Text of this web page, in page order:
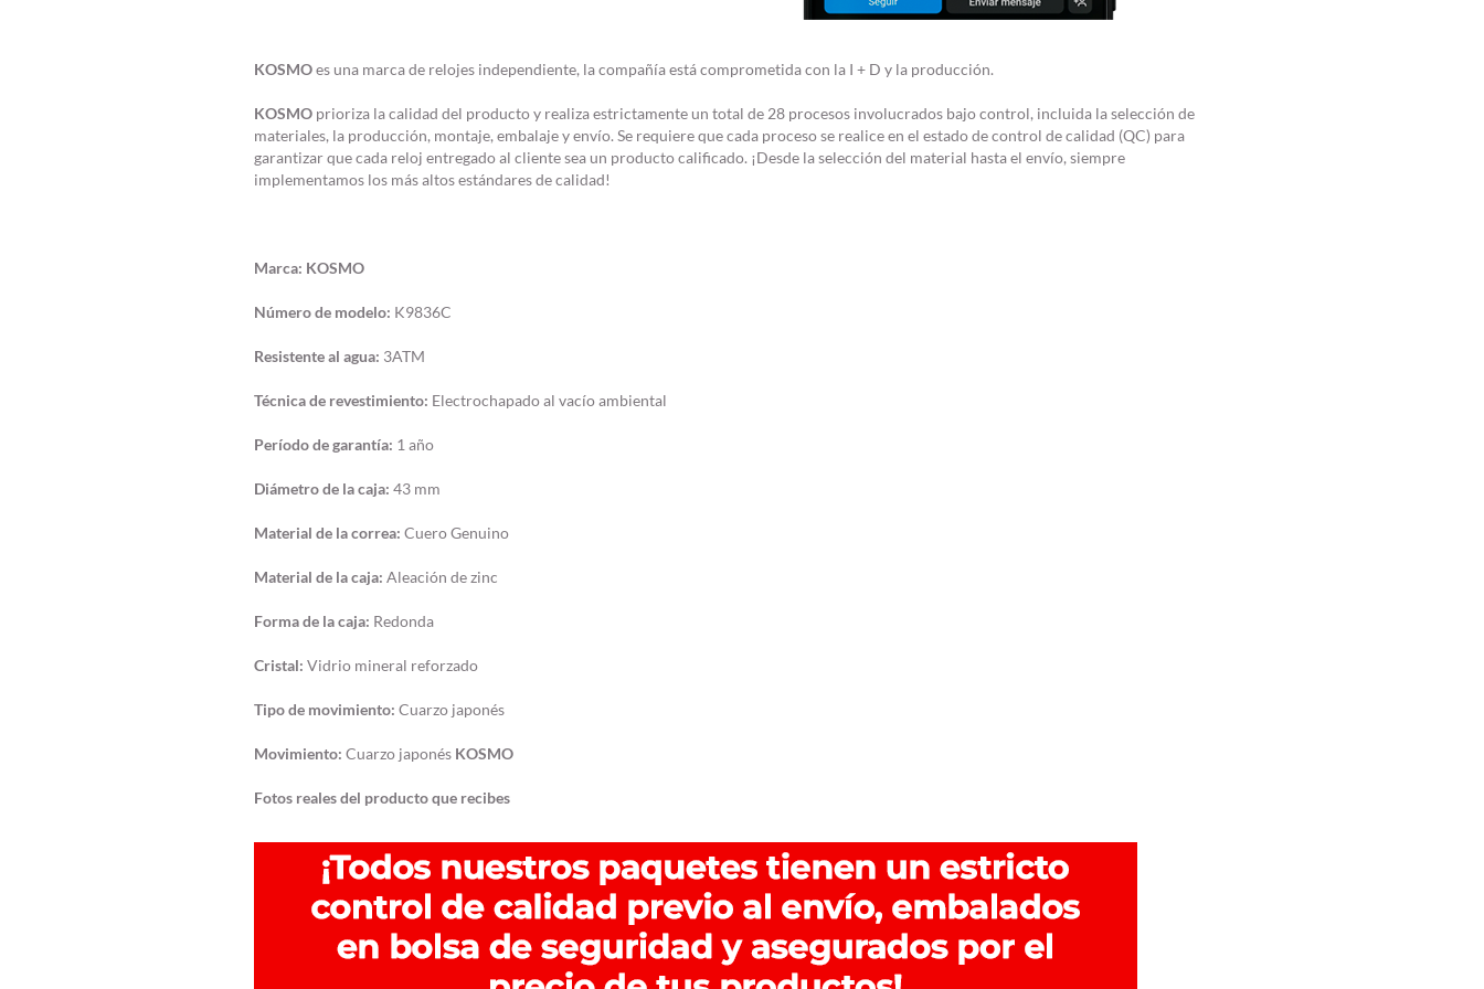
KOSMOes una marca de relojes independiente, la compañía está comprometida con la I + D y la producción.
KOSMOprioriza la calidad del producto y realiza estrictamente un total de 28 procesos involucrados bajo control, incluida la selección de
materiales, la producción, montaje, embalaje y envío. Se requiere que cada proceso se realice en el estado de control de calidad (QC) para
garantizar que cada reloj entregado al cliente sea un producto calificado. ¡Desde la selección del material hasta el envío, siempre
implementamos los más altos estándares de calidad!
Marca: KOSMO
Número de modelo: K9836C
Resistente al agua: 3ATM
Técnica de revestimiento: Electrochapado al vacío ambiental
Período de garantía: 1 año
Diámetro de la caja: 43 mm
Material de la correa: Cuero Genuino
Material de la caja: Aleación de zinc
Forma de la caja: Redonda
Cristal: Vidrio mineral reforzado
Tipo de movimiento: Cuarzo japonés
Movimiento: Cuarzo japonés KOSMO
Fotos reales del producto que recibes